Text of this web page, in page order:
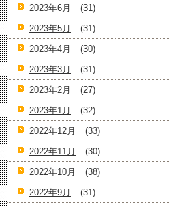
2023年6月
(31)
2023年5月
(31)
2023年4月
(30)
2023年3月
(31)
2023年2月
(27)
2023年1月
(32)
2022年12月
(33)
2022年11月
(30)
2022年10月
(38)
2022年9月
(31)